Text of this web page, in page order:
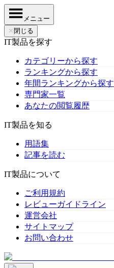
メニュー
✕ 閉じる
IT製品を探す
カテゴリーから探す
ランキングから探す
年間ランキングから探す
専門家一覧
あなたの閲覧履歴
IT製品を知る
用語集
記事を読む
IT製品について
ご利用規約
レビューガイドライン
運営会社
サイトマップ
お問い合わせ